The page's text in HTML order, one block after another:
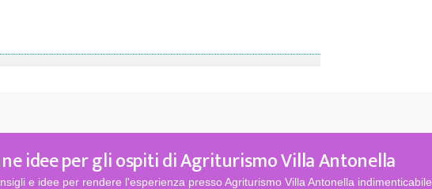
idee per gli ospiti di Agriturismo Villa Antonella
e idee per rendere l'esperienza presso Agriturismo Villa Antonella indimenticabile.